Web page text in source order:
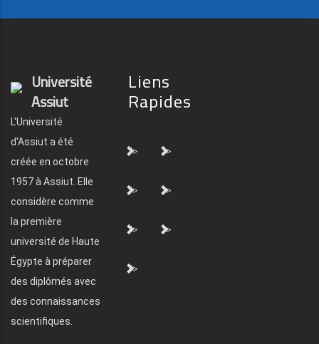
Université
Assiut
L'Université
d'Assiut a été
créée en octobre
1957 à Assiut. Elle
considère comme
la première
université de Haute
Égypte à préparer
des diplômés avec
des connaissances
scientifiques.
Liens
Rapides
"> ">
"> ">
"> ">
">